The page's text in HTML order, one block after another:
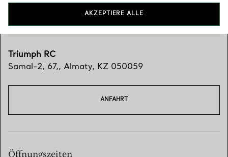
Triumph RC
Samal-2, 67,, Almaty, KZ 050059
ANFAHRT
Öffnungszeiten
AKZEPTIERE ALLE